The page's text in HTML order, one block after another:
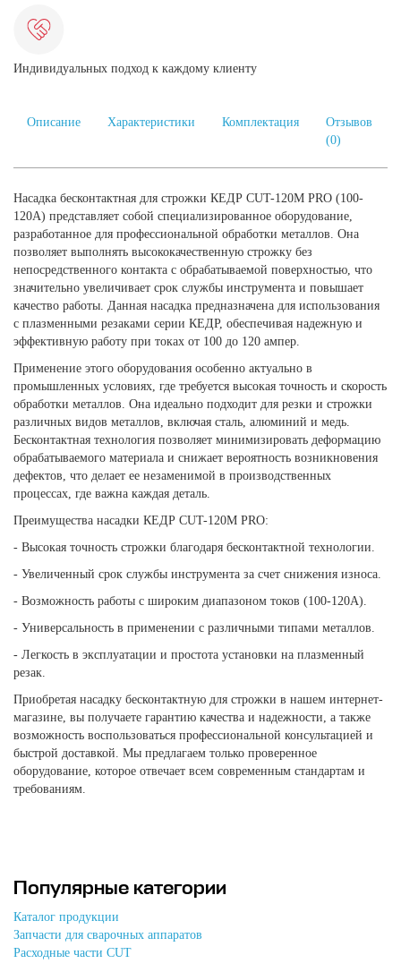
Индивидуальных подход к каждому клиенту
Описание Характеристики Комплектация
Отзывов
(0)
Насадка бесконтактная для строжки КЕДР CUT-120M PRO (100-
120А) представляет собой специализированное оборудование,
разработанное для профессиональной обработки металлов. Она
позволяет выполнять высококачественную строжку без
непосредственного контакта с обрабатываемой поверхностью, что
значительно увеличивает срок службы инструмента и повышает
качество работы. Данная насадка предназначена для использования
с плазменными резаками серии КЕДР, обеспечивая надежную и
эффективную работу при токах от 100 до 120 ампер.
Применение этого оборудования особенно актуально в
промышленных условиях, где требуется высокая точность и скорость
обработки металлов. Она идеально подходит для резки и строжки
различных видов металлов, включая сталь, алюминий и медь.
Бесконтактная технология позволяет минимизировать деформацию
обрабатываемого материала и снижает вероятность возникновения
дефектов, что делает ее незаменимой в производственных
процессах, где важна каждая деталь.
Преимущества насадки КЕДР CUT-120M PRO:
- Высокая точность строжки благодаря бесконтактной технологии.
- Увеличенный срок службы инструмента за счет снижения износа.
- Возможность работы с широким диапазоном токов (100-120А).
- Универсальность в применении с различными типами металлов.
- Легкость в эксплуатации и простота установки на плазменный
резак.
Приобретая насадку бесконтактную для строжки в нашем интернет-
магазине, вы получаете гарантию качества и надежности, а также
возможность воспользоваться профессиональной консультацией и
быстрой доставкой. Мы предлагаем только проверенное
оборудование, которое отвечает всем современным стандартам и
требованиям.
Популярные категории
Каталог продукции
Запчасти для сварочных аппаратов
Расходные части CUT